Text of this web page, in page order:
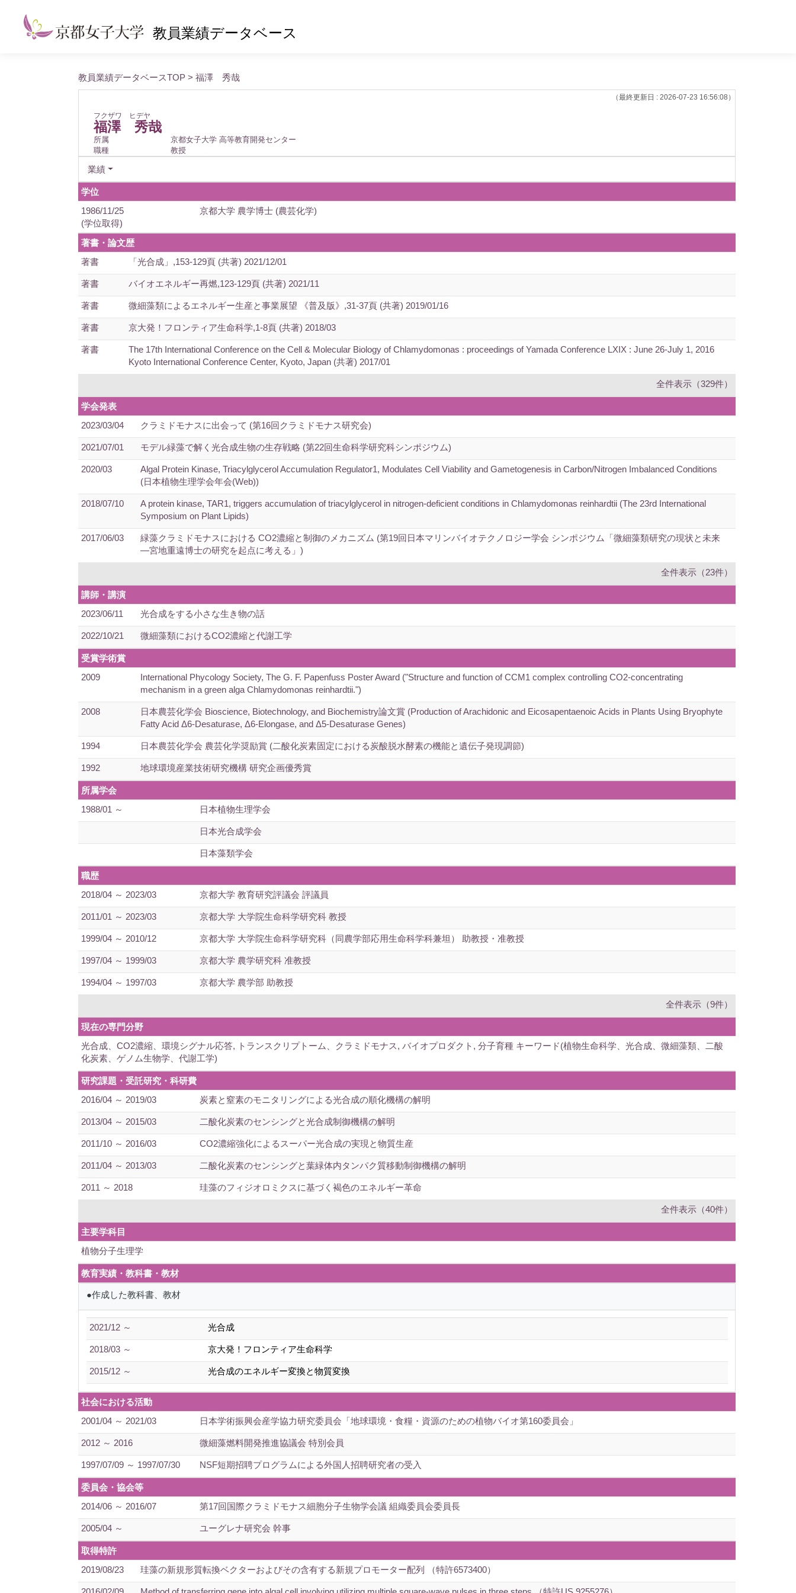
教員業績データベース
教員業績データベースTOP > 福澤 秀哉
（最終更新日 : 2026-07-23 16:56:08）
フクザワ ヒデヤ
福澤 秀哉
所属
京都女子大学 高等教育開発センター
職種
教授
業績
学位
1986/11/25
(学位取得)
京都大学 農学博士 (農芸化学)
著書・論文歴
著書
「光合成」,153-129頁 (共著) 2021/12/01
著書 バイオエネルギー再燃,123-129頁 (共著) 2021/11
著書 微細藻類によるエネルギー生産と事業展望 《普及版》,31-37頁 (共著) 2019/01/16
著書 京大発！フロンティア生命科学,1-8頁 (共著) 2018/03
著書
The 17th International Conference on the Cell & Molecular Biology of Chlamydomonas : proceedings of Yamada Conference LXIX : June 26-July 1, 2016
Kyoto International Conference Center, Kyoto, Japan (共著) 2017/01
全件表示（329件）
学会発表
2023/03/04
クラミドモナスに出会って (第16回クラミドモナス研究会)
2021/07/01 モデル緑藻で解く光合成生物の生存戦略 (第22回生命科学研究科シンポジウム)
2020/03
Algal Protein Kinase, Triacylglycerol Accumulation Regulator1, Modulates Cell Viability and Gametogenesis in Carbon/Nitrogen Imbalanced Conditions
(日本植物生理学会年会(Web))
2018/07/10
A protein kinase, TAR1, triggers accumulation of triacylglycerol in nitrogen-deficient conditions in Chlamydomonas reinhardtii (The 23rd International
Symposium on Plant Lipids)
2017/06/03
緑藻クラミドモナスにおける CO2濃縮と制御のメカニズム (第19回日本マリンバイオテクノロジー学会 シンポジウム「微細藻類研究の現状と未来
―宮地重遠博士の研究を起点に考える」)
全件表示（23件）
講師・講演
2023/06/11
光合成をする小さな生き物の話
2022/10/21 微細藻類におけるCO2濃縮と代謝工学
受賞学術賞
2009
International Phycology Society, The G. F. Papenfuss Poster Award ("Structure and function of CCM1 complex controlling CO2-concentrating
mechanism in a green alga Chlamydomonas reinhardtii.")
2008
日本農芸化学会 Bioscience, Biotechnology, and Biochemistry論文賞 (Production of Arachidonic and Eicosapentaenoic Acids in Plants Using Bryophyte
Fatty Acid Δ6-Desaturase, Δ6-Elongase, and Δ5-Desaturase Genes)
1994 日本農芸化学会 農芸化学奨励賞 (二酸化炭素固定における炭酸脱水酵素の機能と遺伝子発現調節)
1992 地球環境産業技術研究機構 研究企画優秀賞
所属学会
1988/01 ～
日本植物生理学会
日本光合成学会
日本藻類学会
職歴
2018/04 ～ 2023/03
京都大学 教育研究評議会 評議員
2011/01 ～ 2023/03 京都大学 大学院生命科学研究科 教授
1999/04 ～ 2010/12 京都大学 大学院生命科学研究科（同農学部応用生命科学科兼坦） 助教授・准教授
1997/04 ～ 1999/03 京都大学 農学研究科 准教授
1994/04 ～ 1997/03 京都大学 農学部 助教授
全件表示（9件）
現在の専門分野
光合成、CO2濃縮、環境シグナル応答, トランスクリプトーム、クラミドモナス, バイオプロダクト, 分子育種 キーワード(植物生命科学、光合成、微細藻類、二酸
化炭素、ゲノム生物学、代謝工学)
研究課題・受託研究・科研費
2016/04 ～ 2019/03
炭素と窒素のモニタリングによる光合成の順化機構の解明
2013/04 ～ 2015/03 二酸化炭素のセンシングと光合成制御機構の解明
2011/10 ～ 2016/03 CO2濃縮強化によるスーパー光合成の実現と物質生産
2011/04 ～ 2013/03 二酸化炭素のセンシングと葉緑体内タンパク質移動制御機構の解明
2011 ～ 2018 珪藻のフィジオロミクスに基づく褐色のエネルギー革命
全件表示（40件）
主要学科目
植物分子生理学
教育実績・教科書・教材
●作成した教科書、教材
2021/12 ～ 光合成
2018/03 ～ 京大発！フロンティア生命科学
2015/12 ～ 光合成のエネルギー変換と物質変換
社会における活動
2001/04 ～ 2021/03
日本学術振興会産学協力研究委員会「地球環境・食糧・資源のための植物バイオ第160委員会」
2012 ～ 2016 微細藻燃料開発推進協議会 特別会員
1997/07/09 ～ 1997/07/30 NSF短期招聘プログラムによる外国人招聘研究者の受入
委員会・協会等
2014/06 ～ 2016/07
第17回国際クラミドモナス細胞分子生物学会議 組織委員会委員長
2005/04 ～ ユーグレナ研究会 幹事
取得特許
2019/08/23
珪藻の新規形質転換ベクターおよびその含有する新規プロモーター配列 （特許6573400）